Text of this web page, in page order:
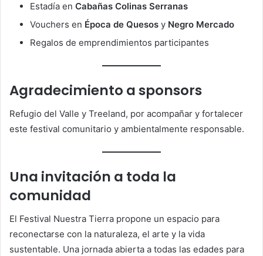
Estadía en Cabañas Colinas Serranas
Vouchers en Época de Quesos y Negro Mercado
Regalos de emprendimientos participantes
Agradecimiento a sponsors
Refugio del Valle y Treeland, por acompañar y fortalecer
este festival comunitario y ambientalmente responsable.
Una invitación a toda la
comunidad
El Festival Nuestra Tierra propone un espacio para
reconectarse con la naturaleza, el arte y la vida
sustentable. Una jornada abierta a todas las edades para